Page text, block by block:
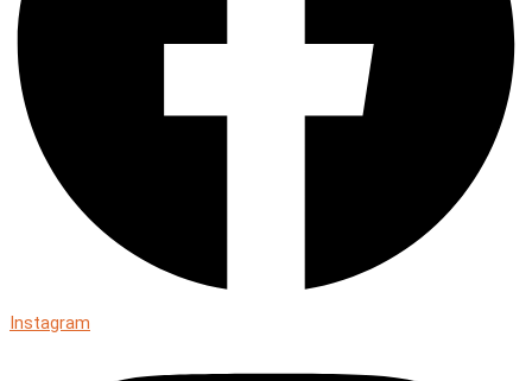
Instagram